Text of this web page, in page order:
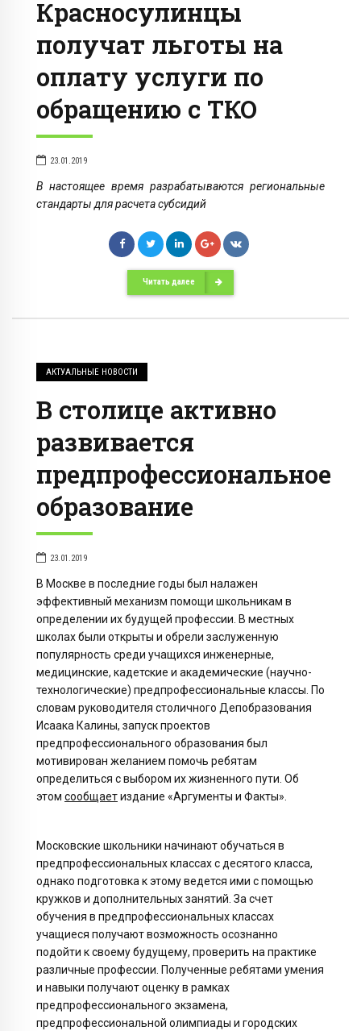
Красносулинцы
получат льготы на
оплату услуги по
обращению с ТКО
23.01.2019
В настоящее время разрабатываются региональные
стандарты для расчета субсидий
Читать далее
АКТУАЛЬНЫЕ НОВОСТИ
В столице активно
развивается
предпрофессиональное
образование
23.01.2019
В Москве в последние годы был налажен
эффективный механизм помощи школьникам в
определении их будущей профессии. В местных
школах были открыты и обрели заслуженную
популярность среди учащихся инженерные,
медицинские, кадетские и академические (научно-
технологические) предпрофессиональные классы. По
словам руководителя столичного Депобразования
Исаака Калины, запуск проектов
предпрофессионального образования был
мотивирован желанием помочь ребятам
определиться с выбором их жизненного пути. Об
этом сообщаетиздание «Аргументы и Факты».
Московские школьники начинают обучаться в
предпрофессиональных классах с десятого класса,
однако подготовка к этому ведется ими с помощью
кружков и дополнительных занятий. За счет
обучения в предпрофессиональных классах
учащиеся получают возможность осознанно
подойти к своему будущему, проверить на практике
различные профессии. Полученные ребятами умения
и навыки получают оценку в рамках
предпрофессионального экзамена,
предпрофессиональной олимпиады и городских